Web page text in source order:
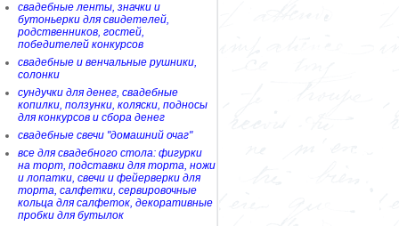
свадебные ленты, значки и
бутоньерки для свидетелей,
родственников, гостей,
победителей конкурсов
свадебные и венчальные рушники,
солонки
сундучки для денег, свадебные
копилки, ползунки, коляски, подносы
для конкурсов и сбора денег
свадебные свечи "домашний очаг"
все для свадебного стола: фигурки
на торт, подставки для торта, ножи
и лопатки, свечи и фейерверки для
торта, салфетки, сервировочные
кольца для салфеток, декоративные
пробки для бутылок